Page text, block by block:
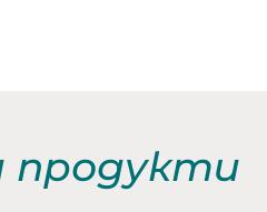
продукти